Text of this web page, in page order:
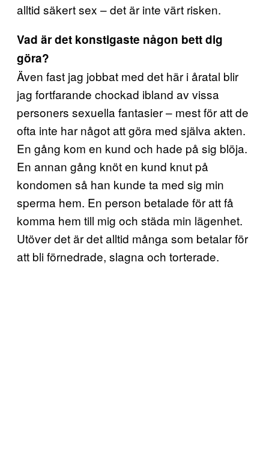
alltid säkert sex – det är inte värt risken.
Vad är det konstigaste någon bett dig
göra?
Även fast jag jobbat med det här i åratal blir
jag fortfarande chockad ibland av vissa
personers sexuella fantasier – mest för att de
ofta inte har något att göra med själva akten.
En gång kom en kund och hade på sig blöja.
En annan gång knöt en kund knut på
kondomen så han kunde ta med sig min
sperma hem. En person betalade för att få
komma hem till mig och städa min lägenhet.
Utöver det är det alltid många som betalar för
att bli förnedrade, slagna och torterade.